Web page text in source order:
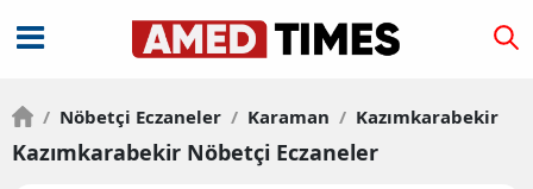
/ Nöbetçi Eczaneler / Karaman / Kazımkarabekir
Kazımkarabekir Nöbetçi Eczaneler